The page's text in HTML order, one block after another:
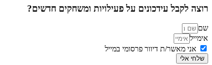
רוצה לקבל עידכונים על פעילויות ומשחקים חדשים?
שם
אימייל
אני מאשר/ת דיוור פרסומי במייל
שלחי אלי